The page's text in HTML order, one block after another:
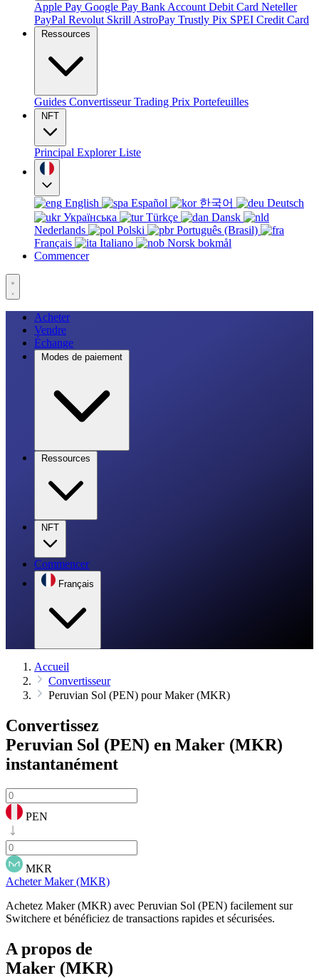
Apple Pay Google Pay Bank Account Debit Card Neteller
PayPal Revolut Skrill AstroPay Trustly Pix SPEI Credit Card
Ressources
Guides ConvertisseurTrading Prix Portefeuilles
NFT
Principal ExplorerListe
English Español 한국어
Deutsch
Українська
Türkçe
Dansk
Nederlands
Polski
Português (Brasil)
Français
Italiano
Norsk bokmål
Commencer
Acheter
Vendre
Échange
Modes de paiement
Ressources
NFT
Commencer
Français
Accueil
Convertisseur
Peruvian Sol (PEN) pour Maker (MKR)
Convertissez
Peruvian Sol (PEN) en Maker (MKR)
instantanément
PEN
MKR
Acheter Maker (MKR)
Achetez Maker (MKR) avec Peruvian Sol (PEN) facilement sur
Switchere et bénéficiez de transactions rapides et sécurisées.
A propos de
Maker (MKR)